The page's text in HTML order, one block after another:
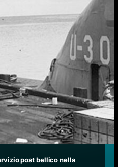
post bellico nella